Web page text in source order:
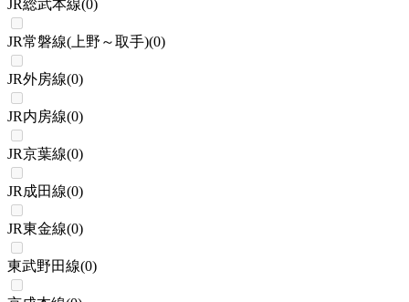
JR総武本線(0)
JR常磐線(上野～取手)(0)
JR外房線(0)
JR内房線(0)
JR京葉線(0)
JR成田線(0)
JR東金線(0)
東武野田線(0)